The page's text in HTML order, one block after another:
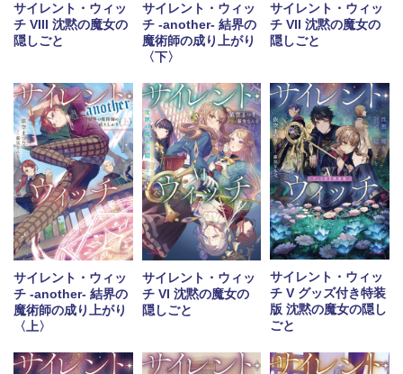
サイレント・ウィッ
チ VIII 沈黙の魔女の
隠しごと
サイレント・ウィッ
チ -another- 結界の
魔術師の成り上がり
〈下〉
サイレント・ウィッ
チ VII 沈黙の魔女の
隠しごと
サイレント・ウィッ
チ -another- 結界の
魔術師の成り上がり
〈上〉
サイレント・ウィッ
チ VI 沈黙の魔女の
隠しごと
サイレント・ウィッ
チ V グッズ付き特装
版 沈黙の魔女の隠し
ごと